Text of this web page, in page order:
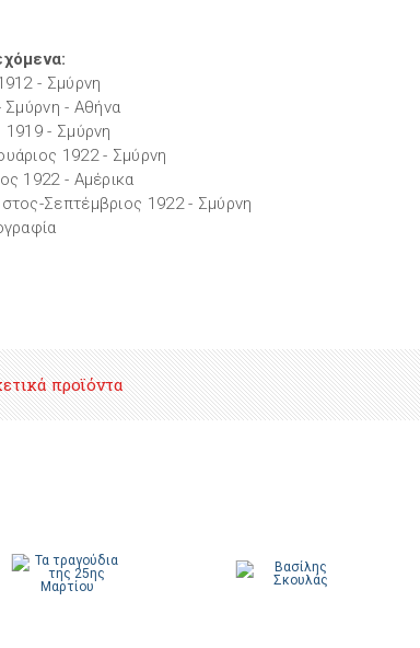
- Σμύρνη
Σμύρνη - Αθήνα
1919 - Σμύρνη
1922 - Σμύρνη
1922 - Αμέρικα
Σεπτέμβριος 1922 - Σμύρνη
προϊόντα